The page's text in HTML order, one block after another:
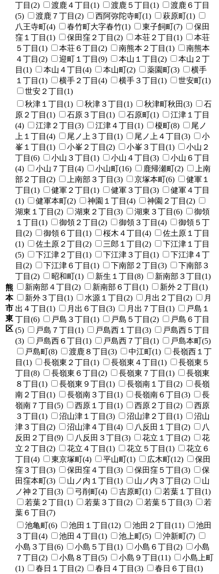
丁目(2)
渡鹿４丁目(1) 渡鹿５丁目(1)
渡鹿６丁目
(5)
渡鹿７丁目(2) 西阿弥陀寺町(1)
萩原町(1)
八王寺町(4)
春竹町大字春竹(1) 東子飼町(7)
保田
窪１丁目(1)
保田窪２丁目(2) 本荘２丁目(1)
本荘
５丁目(1)
本荘６丁目(2) 南熊本２丁目(1)
南熊本
４丁目(2)
迎町１丁目(9) 本山１丁目(2)
本山２丁
目(1)
本山４丁目(4) 本山町(2) 薬園町(3)
横手
１丁目(1)
横手２丁目(4) 横手３丁目(1)
世安町(1)
世安２丁目(1)
熊
本
市
東
区
秋津１丁目(1) 秋津３丁目(1) 秋津町秋田(3)
石
原２丁目(1)
石原３丁目(1) 石原町(1)
江津１丁目
(4)
江津２丁目(3) 江津４丁目(1) 榎町(8)
尾ノ
上１丁目(4)
尾ノ上３丁目(1) 尾ノ上４丁目(3)
小
峯１丁目(1)
小峯２丁目(2) 小峯３丁目(1)
小山２
丁目(6)
小山３丁目(1) 小山４丁目(3)
小山６丁目
(4)
小山７丁目(4) 小山町(16) 鹿帰瀬町(2)
上南
部２丁目(2)
上南部３丁目(3) 京塚本町(6)
健軍１
丁目(1)
健軍２丁目(1) 健軍３丁目(3)
健軍４丁目
(1)
健軍本町(2) 神園１丁目(4)
神園２丁目(2)
湖東１丁目(2)
湖東２丁目(3) 湖東３丁目(6)
御領
１丁目(1)
御領２丁目(2) 御領３丁目(4)
御領５丁
目(2)
御領６丁目(1) 桜木４丁目(4)
佐土原１丁目
(1)
佐土原２丁目(2) 三郎１丁目(2)
下江津１丁目
(5)
下江津２丁目(1) 下江津３丁目(1)
下江津４丁
目(2)
下江津６丁目(1) 下南部２丁目(3)
下南部３
丁目(2)
昭和町(1) 新生１丁目(8)
新南部３丁目(1)
新南部４丁目(2)
新南部６丁目(1)
新外２丁目(1)
新外３丁目(1)
水源１丁目(2) 月出２丁目(2)
月
出４丁目(1)
月出６丁目(3) 月出７丁目(1)
戸島１
丁目(6)
戸島３丁目(1) 戸島５丁目(2)
戸島６丁目
(5)
戸島７丁目(1) 戸島西１丁目(3)
戸島西５丁目
(3)
戸島西６丁目(1) 戸島西７丁目(1)
戸島本町(5)
戸島町(8)
渡鹿８丁目(3) 中江町(1)
長嶺西１丁
目(1)
長嶺東２丁目(1) 長嶺東４丁目(1)
長嶺東５
丁目(8)
長嶺東６丁目(2) 長嶺東７丁目(1)
長嶺東
８丁目(1)
長嶺東９丁目(1) 長嶺南１丁目(2)
長嶺
南２丁目(1)
長嶺南３丁目(1) 長嶺南６丁目(3)
長
嶺南７丁目(5)
西原１丁目(1) 西原２丁目(2)
西原
３丁目(1)
沼山津１丁目(3) 沼山津２丁目(1)
沼山
津３丁目(2)
沼山津４丁目(4) 八反田１丁目(2)
八
反田２丁目(9)
八反田３丁目(3) 花立１丁目(2)
花
立２丁目(2)
花立４丁目(1) 花立５丁目(1)
花立６
丁目(4)
東京塚町(4) 平山町(1) 広木町(12)
保田
窪３丁目(3)
保田窪４丁目(3) 保田窪５丁目(3)
保
田窪本町(3)
山ノ内１丁目(1) 山ノ内３丁目(2)
山
ノ神２丁目(3)
弓削町(4) 吉原町(1)
若葉１丁目(1)
若葉２丁目(1)
若葉３丁目(2) 若葉５丁目(3)
若
葉６丁目(7)
池亀町(6) 池田１丁目(12) 池田２丁目(11)
池田
３丁目(4)
池田４丁目(1) 池上町(5)
沖新町(7)
小島３丁目(6)
小島５丁目(1) 小島６丁目(2)
小島
７丁目(2)
小島８丁目(5) 小島９丁目(11)
小島上町
(1)
春日１丁目(2) 春日４丁目(3)
春日６丁目(1)